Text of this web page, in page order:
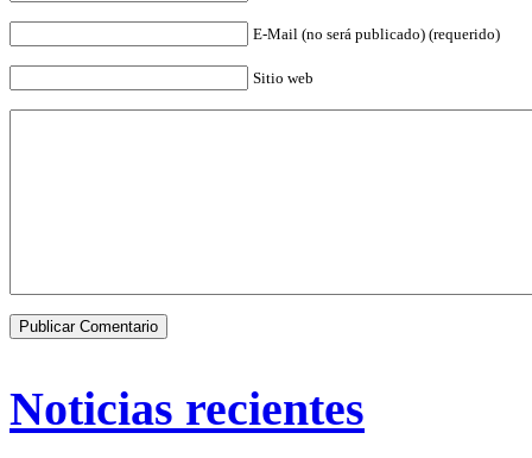
E-Mail (no será publicado) (requerido)
Sitio web
Noticias recientes